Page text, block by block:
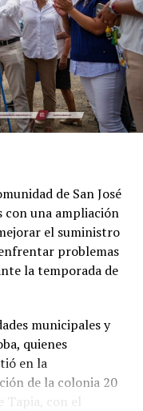
Manuel
Sedas González;
directora del DIF
Rodríguez, y la
Araceli Lira
Moreno,
de la Asociación
la importancia
mujeres en los
de generar
de San José
con una ampliación
el suministro
problemas
la temporada de
municipales y
quienes
en la
de la colonia 20
Tapia, con el